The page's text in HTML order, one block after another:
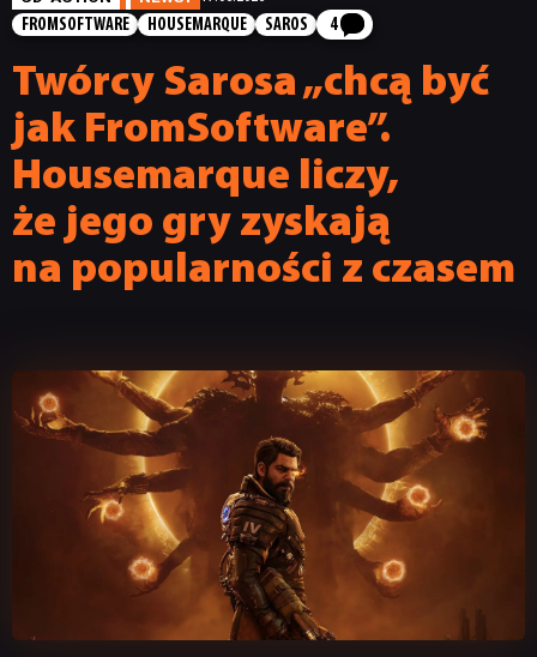
FROMSOFTWARE
HOUSEMARQUE SAROS 4
Twórcy Sarosa „chcą być
jak FromSoftware”.
Housemarque liczy,
że jego gry zyskają
na popularności z czasem